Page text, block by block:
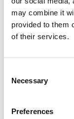
may combine it
provided to them
of their services.
Selection
Necessary
Preferences
gebunden . Aus
Neurostrategie
Unternehmen
ansprechen.Erst
dort in weitere
Was im ersten
leicht